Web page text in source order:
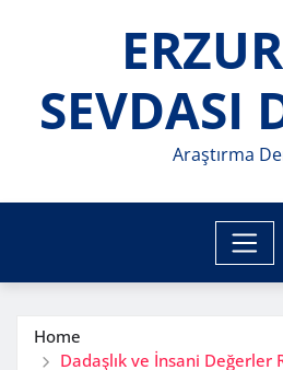
SEVDASI
Araştırma
Home
Dadaşlık ve İnsani Değerler